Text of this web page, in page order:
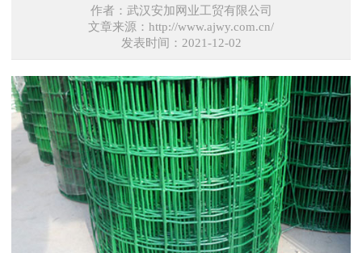
作者：武汉安加网业工贸有限公司
文章来源：http://www.ajwy.com.cn/
发表时间：2021-12-02